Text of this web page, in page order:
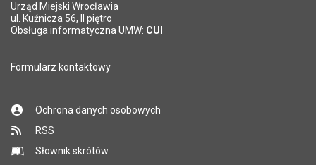
*
Pole wymagane
Urząd Miejski Wrocławia
ul. Kuźnicza 56, II piętro
Obsługa informatyczna UMW: CUI
Formularz kontaktowy
Ochrona danych osobowych
RSS
Słownik skrótów